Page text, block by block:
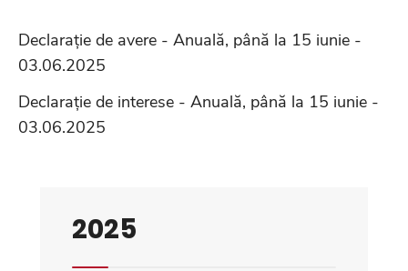
Declarație de avere - Anuală, până la 15 iunie -
03.06.2025
Declarație de interese - Anuală, până la 15 iunie -
03.06.2025
2025